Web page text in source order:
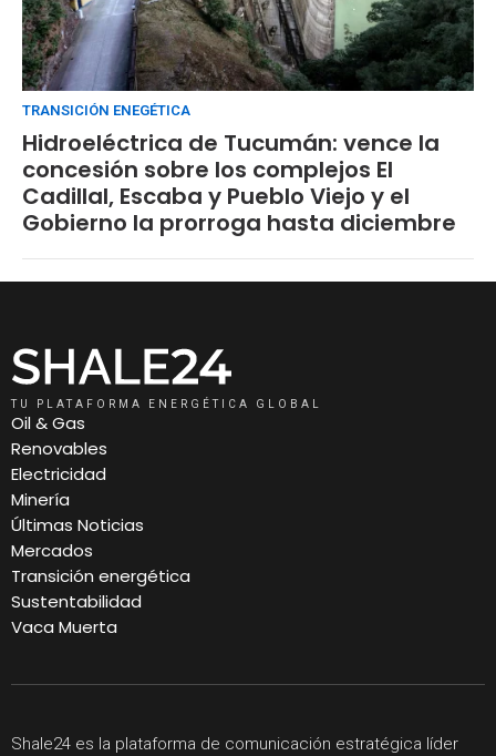
TRANSICIÓN ENEGÉTICA
Hidroeléctrica de Tucumán: vence la
concesión sobre los complejos El
Cadillal, Escaba y Pueblo Viejo y el
Gobierno la prorroga hasta diciembre
TU PLATAFORMA ENERGÉTICA GLOBAL
Oil & Gas
Renovables
Electricidad
Minería
Últimas Noticias
Mercados
Transición energética
Sustentabilidad
Vaca Muerta
Shale24 es la plataforma de comunicación estratégica líder